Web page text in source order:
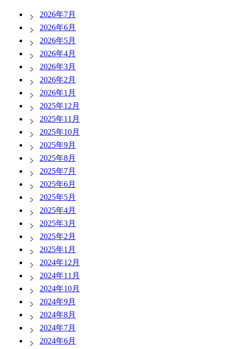
2026年7月
2026年6月
2026年5月
2026年4月
2026年3月
2026年2月
2026年1月
2025年12月
2025年11月
2025年10月
2025年9月
2025年8月
2025年7月
2025年6月
2025年5月
2025年4月
2025年3月
2025年2月
2025年1月
2024年12月
2024年11月
2024年10月
2024年9月
2024年8月
2024年7月
2024年6月